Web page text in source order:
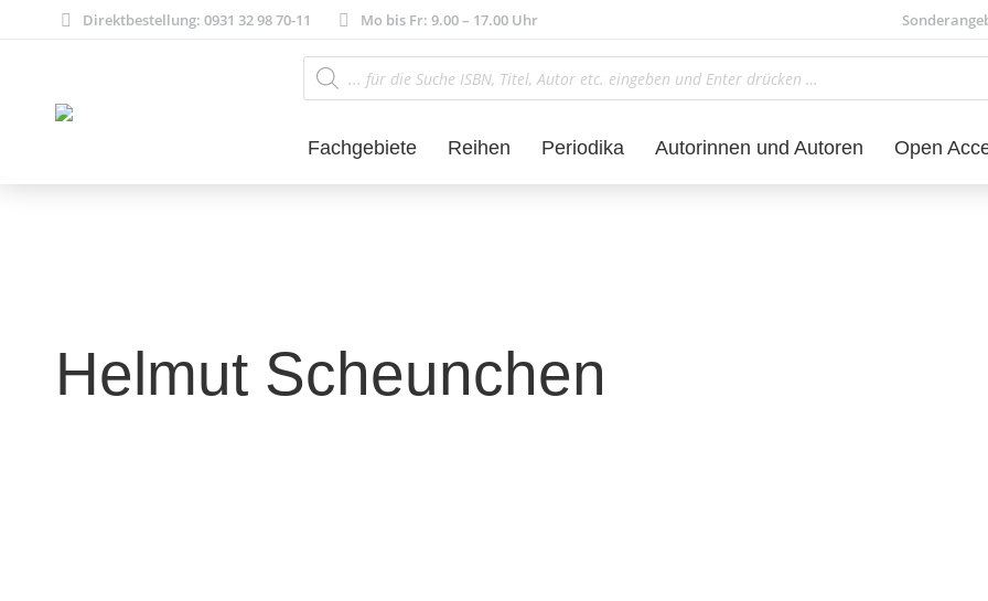
Direktbestellung: 0931 32 98 70-11 Mo bis Fr: 9.00 – 17.00 Uhr
Products
search
Fachgebiete Reihen Periodika Autorinnen und Autoren Open
Helmut Scheunchen